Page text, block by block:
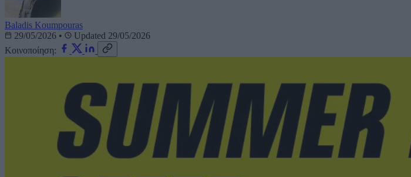
Baladis Koumpouras
29/05/2026 •
Updated 29/05/2026
Κοινοποίηση: